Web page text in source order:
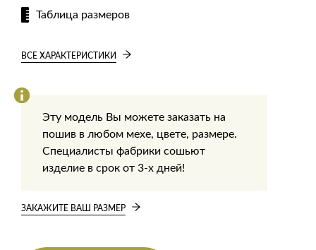
Таблица размеров
ВСЕ ХАРАКТЕРИСТИКИ
Эту модель Вы можете заказать на
пошив в любом мехе, цвете, размере.
Специалисты фабрики сошьют
изделие в срок от 3-х дней!
ЗАКАЖИТЕ ВАШ РАЗМЕР